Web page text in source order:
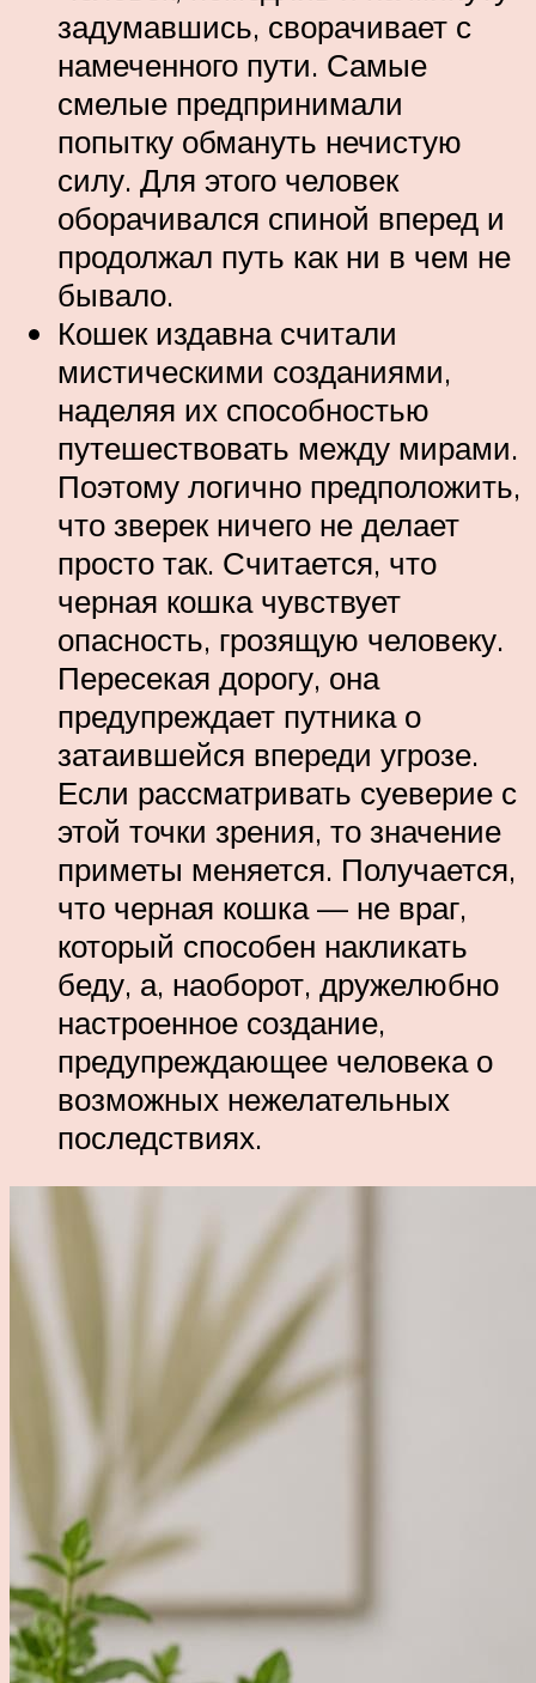
задумавшись, сворачивает с
намеченного пути. Самые
смелые предпринимали
попытку обмануть нечистую
силу. Для этого человек
оборачивался спиной вперед и
продолжал путь как ни в чем не
бывало.
Кошек издавна считали
мистическими созданиями,
наделяя их способностью
путешествовать между мирами.
Поэтому логично предположить,
что зверек ничего не делает
просто так. Считается, что
черная кошка чувствует
опасность, грозящую человеку.
Пересекая дорогу, она
предупреждает путника о
затаившейся впереди угрозе.
Если рассматривать суеверие с
этой точки зрения, то значение
приметы меняется. Получается,
что черная кошка — не враг,
который способен накликать
беду, а, наоборот, дружелюбно
настроенное создание,
предупреждающее человека о
возможных нежелательных
последствиях.